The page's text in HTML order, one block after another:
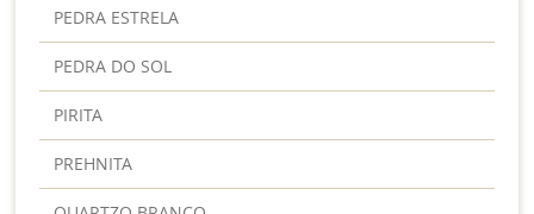
PEDRA ESTRELA
PEDRA DO SOL
PIRITA
PREHNITA